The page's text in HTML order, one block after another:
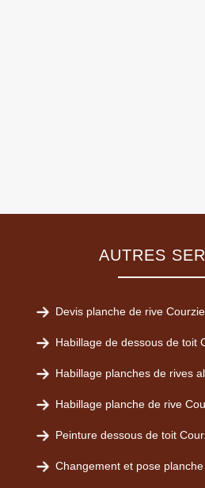
AUTRES
Devis planche de rive
Habillage de dessous de toit
Habillage planches de rives
Habillage planche de rive
Peinture dessous de toit
Changement et pose